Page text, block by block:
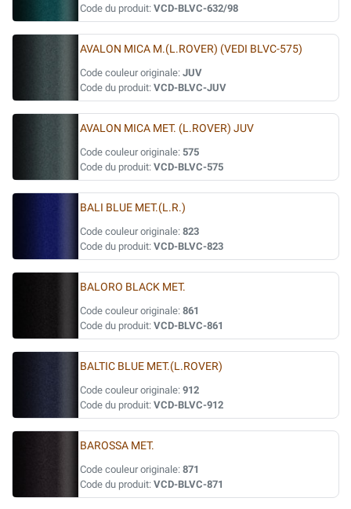
Code du produit: VCD-BLVC-632/98
AVALON MICA M.(L.ROVER) (VEDI BLVC-575)
Code couleur originale: JUV
Code du produit: VCD-BLVC-JUV
AVALON MICA MET. (L.ROVER) JUV
Code couleur originale: 575
Code du produit: VCD-BLVC-575
BALI BLUE MET.(L.R.)
Code couleur originale: 823
Code du produit: VCD-BLVC-823
BALORO BLACK MET.
Code couleur originale: 861
Code du produit: VCD-BLVC-861
BALTIC BLUE MET.(L.ROVER)
Code couleur originale: 912
Code du produit: VCD-BLVC-912
BAROSSA MET.
Code couleur originale: 871
Code du produit: VCD-BLVC-871